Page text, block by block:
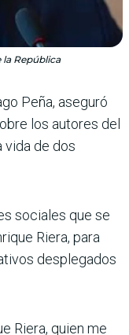
la República
Peña, aseguró
los autores del
vida de dos
sociales que se
Riera, para
desplegados
Riera, quien me